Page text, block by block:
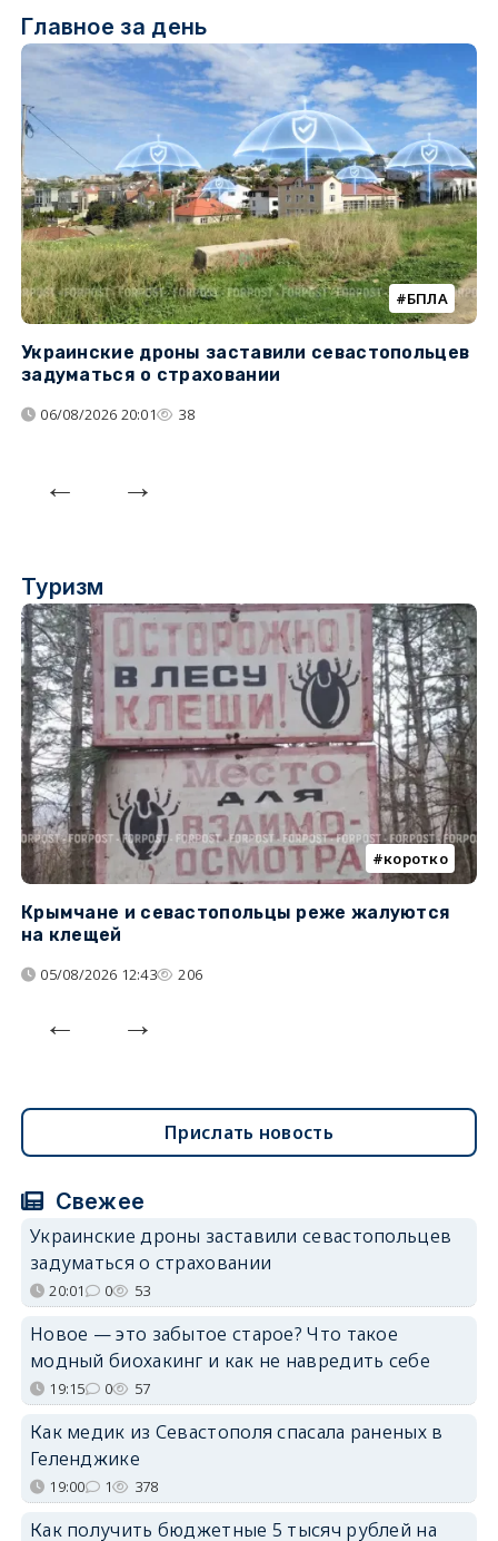
Главное за день
БПЛА
Украинские дроны заставили севастопольцев
задуматься о страховании
06/08/2026 20:01 38
Туризм
коротко
Крымчане и севастопольцы реже жалуются
на клещей
05/08/2026 12:43 206
Прислать новость
Свежее
Украинские дроны заставили севастопольцев
задуматься о страховании
20:01 0 53
Новое — это забытое старое? Что такое
модный биохакинг и как не навредить себе
19:15 0 57
Как медик из Севастополя спасала раненых в
Геленджике
19:00 1 378
Как получить бюджетные 5 тысяч рублей на